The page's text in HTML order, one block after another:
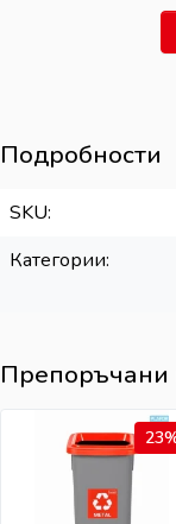
Подробности
SKU
Категории
Препоръчани